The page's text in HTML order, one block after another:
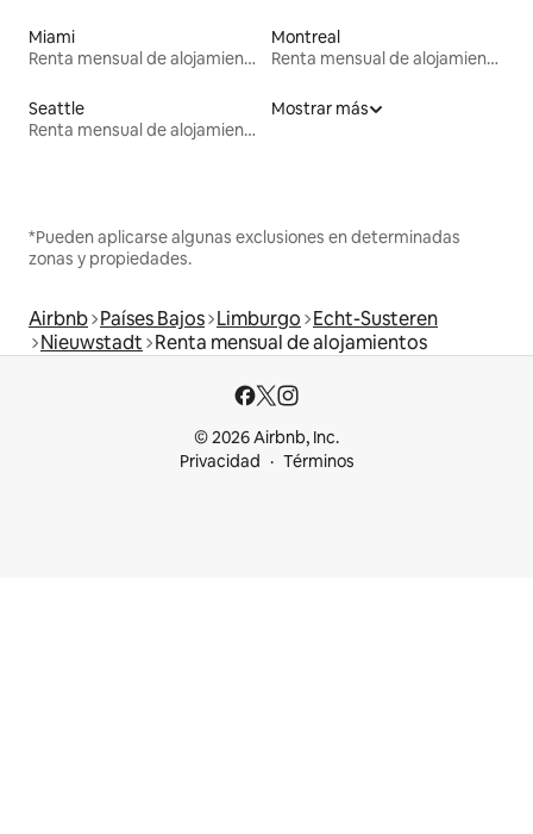
Miami
Renta mensual de alojamientos
Montreal
Renta mensual de alojamientos
Seattle
Renta mensual de alojamientos
Mostrar más
*Pueden aplicarse algunas exclusiones en determinadas
zonas y propiedades.
Airbnb Países Bajos Limburgo Echt-Susteren
Nieuwstadt Renta mensual de alojamientos
© 2026 Airbnb, Inc.
Privacidad
Términos